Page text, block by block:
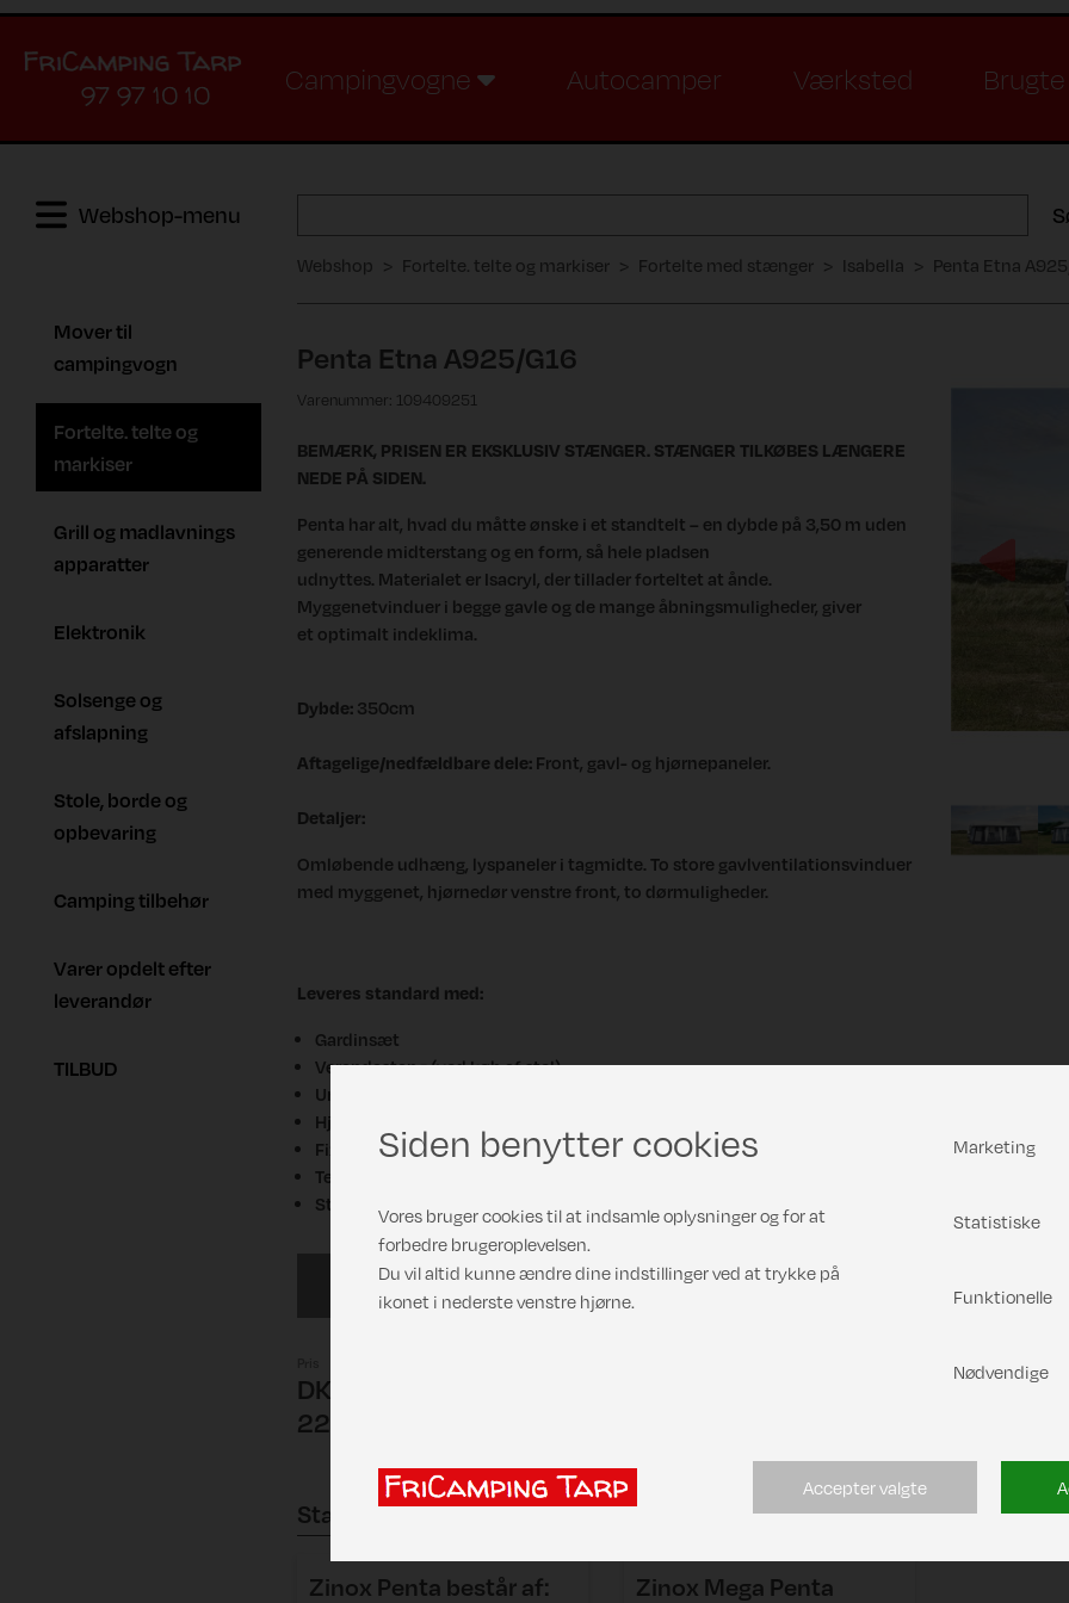
97 97 10 10
Campingvogne Autocamper Værksted
Webshop-menu
Webshop Fortelte. telte og markiser Fortelte med stænger Isabella Penta Etna
Mover til
campingvogn
Fortelte. telte og
markiser
Grill og madlavnings
apparatter
Elektronik
Solsenge og
afslapning
Stole, borde og
opbevaring
Camping tilbehør
Varer opdelt efter
leverandør
TILBUD
Penta Etna A925/G16
Varenummer: 109409251
BEMÆRK, PRISEN ER EKSKLUSIV STÆNGER. STÆNGER TILKØBES LÆNGERE
NEDE PÅ SIDEN.
Penta har alt, hvad du måtte ønske i et standtelt – en dybde på 3,50 m uden
generende midterstang og en form, så hele pladsen
udnyttes. Materialet er Isacryl, der tillader forteltet at ånde.
Myggenetvinduer i begge gavle og de mange åbningsmuligheder, giver
et optimalt indeklima.
Dybde: 350cm
Aftagelige/nedfældbare dele: Front, gavl- og hjørnepaneler.
Detaljer:
Omløbende udhæng, lyspaneler i tagmidte. To store gavlventilationsvinduer
med myggenet, hjørnedør venstre front, to dørmuligheder.
Leveres standard med:
Gardinsæt
Verandastang (ved køb af stel)
Understykke
Hjulafdækning
FixOn
Telttaske
Stang- og pløkpose inkl. pløkoptager (ved køb af stel)
925/G16
DKK
22.545,00
Stænger
Zinox Penta består af:
Zinox Mega Penta
Siden benytter cookies
Vores bruger cookies til at indsamle oplysninger og for at
forbedre brugeroplevelsen.
Du vil altid kunne ændre dine indstillinger ved at trykke på
ikonet i nederste venstre hjørne.
Marketing
Statistiske
Funktionelle
Nødvendige
Accepter valgte